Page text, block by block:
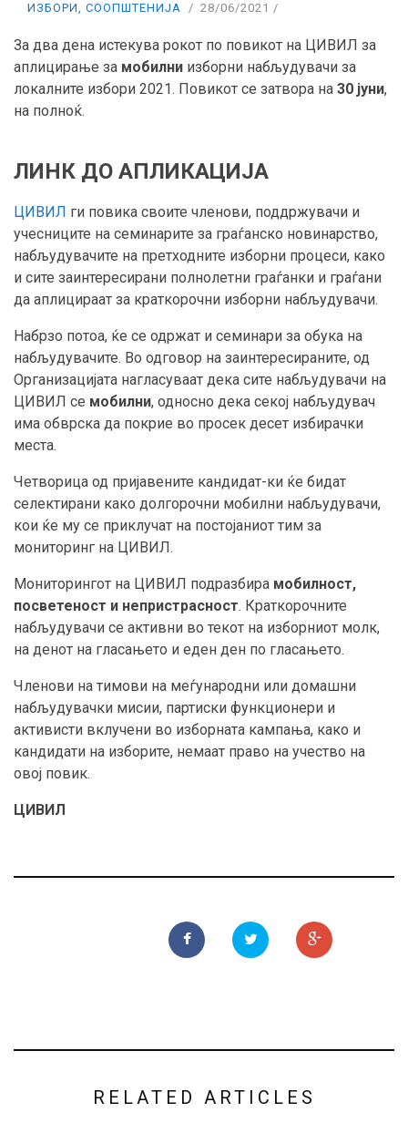
ИЗБОРИ, СООПШТЕНИЈА 28/06/2021
За два дена истекува рокот по повикот на ЦИВИЛ за
аплицирање за мобилни изборни набљудувачи за
локалните избори 2021. Повикот се затвора на 30 јуни,
на полноќ.
ЛИНК ДО АПЛИКАЦИЈА
ЦИВИЛ ги повика своите членови, поддржувачи и
учесниците на семинарите за граѓанско новинарство,
набљудувачите на претходните изборни процеси, како
и сите заинтересирани полнолетни граѓанки и граѓани
да аплицираат за краткорочни изборни набљудувачи.
Набрзо потоа, ќе се одржат и семинари за обука на
набљудувачите. Во одговор на заинтересираните, од
Организацијата нагласуваат дека сите набљудувачи на
ЦИВИЛ се мобилни, односно дека секој набљудувач
има обврска да покрие во просек десет избирачки
места.
Четворица од пријавените кандидат-ки ќе бидат
селектирани како долгорочни мобилни набљудувачи,
кои ќе му се приклучат на постојаниот тим за
мониторинг на ЦИВИЛ.
Мониторингот на ЦИВИЛ подразбира мобилност,
посветеност и непристрасност. Краткорочните
набљудувачи се активни во текот на изборниот молк,
на денот на гласањето и еден ден по гласањето.
Членови на тимови на меѓународни или домашни
набљудувачки мисии, партиски функционери и
активисти вклучени во изборната кампања, како и
кандидати на изборите, немаат право на учество на
овој повик.
ЦИВИЛ
RELATED ARTICLES